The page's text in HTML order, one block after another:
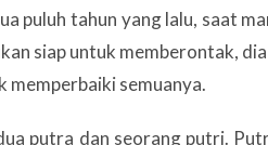
puluh tahun yang lalu, saat
siap untuk memberontak,
memperbaiki semuanya.
putra dan seorang putri.